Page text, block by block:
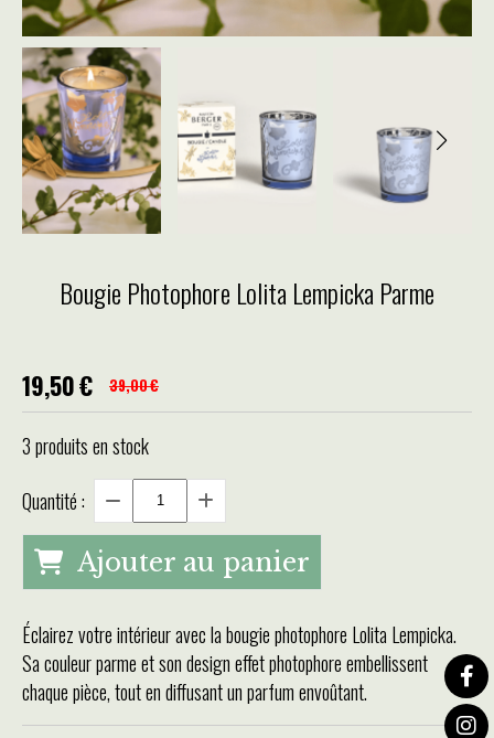
Bougie Photophore Lolita Lempicka Parme
19,50€ 39,00€
3produits en stock
Quantité :
Ajouter au panier
Éclairez votre intérieur avec la bougie photophore Lolita Lempicka.
Sa couleur parme et son design effet photophore embellissent
chaque pièce, tout en diffusant un parfum envoûtant.